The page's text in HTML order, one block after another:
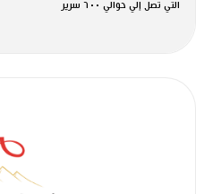
التي تصل إلي حوالي ٦٠٠ سرير